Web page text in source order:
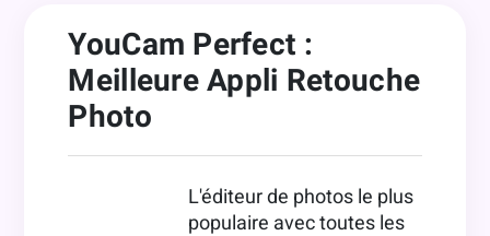
YouCam Perfect :
Meilleure Appli Retouche
Photo
L'éditeur de photos le plus
populaire avec toutes les